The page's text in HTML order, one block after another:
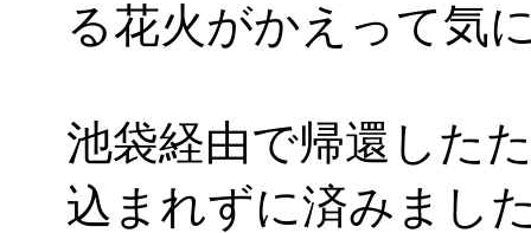
る花火がかえって気
池袋経由で帰還した
込まれずに済みまし